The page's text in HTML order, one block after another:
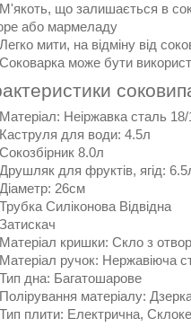
М'якоть, що залишається в
або мармеладу
Легко мити, на відміну від
Соковарка може бути
Матеріал: Неіржавка сталь 18/
Каструля для води: 4.5л
Сокозбірник 8.0л
Друшляк для фруктів, ягід:
Діаметр: 26см
Трубка Силіконова Відвідна
Затискач
Матеріал кришки: Скло з
Матеріал ручок: Нержавіюча
Тип дна: Багатошарове
Полірування матеріалу:
Тип плити: Електрична,